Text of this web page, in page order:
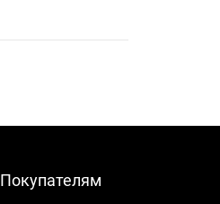
Покупателям